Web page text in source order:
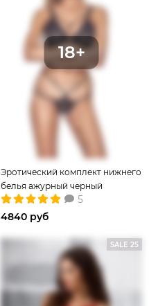
Эротический комплект нижнего
белья ажурный черный
5
4840 руб
SALE 25